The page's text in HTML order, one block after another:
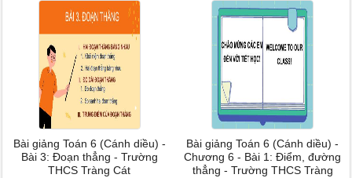
Bài giảng Toán 6 (Cánh diều) -
Bài 3: Đoạn thẳng - Trường
THCS Tràng Cát
Bài giảng Toán 6 (Cánh diều) -
Chương 6 - Bài 1: Điểm, đường
thẳng - Trường THCS Tràng